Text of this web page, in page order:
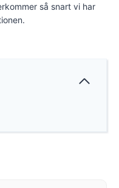
så snart vi har